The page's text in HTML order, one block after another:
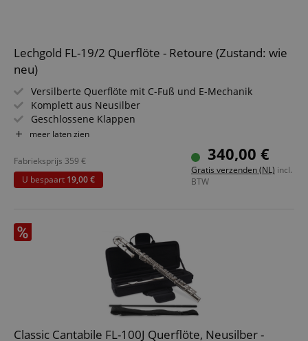
Lechgold FL-19/2 Querflöte - Retoure (Zustand: wie
neu)
Versilberte Querflöte mit C-Fuß und E-Mechanik
Komplett aus Neusilber
Geschlossene Klappen
Offset-Ausführung mit vorgezogenem G
Inklusive Etui, Tragetasche und Wischerstab
meer laten zien
340,00 €
Gratis verzenden (NL) incl.
BTW
Fabrieksprijs 359 €
U bespaart 19,00 €
Classic Cantabile FL-100J Querflöte, Neusilber -